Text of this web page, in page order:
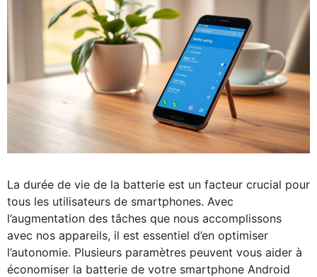
La durée de vie de la batterie est un facteur crucial pour
tous les utilisateurs de smartphones. Avec
l’augmentation des tâches que nous accomplissons
avec nos appareils, il est essentiel d’en optimiser
l’autonomie. Plusieurs paramètres peuvent vous aider à
économiser la batterie de votre smartphone Android